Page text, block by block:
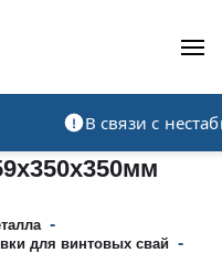
В связи с
-
для винтовых свай -